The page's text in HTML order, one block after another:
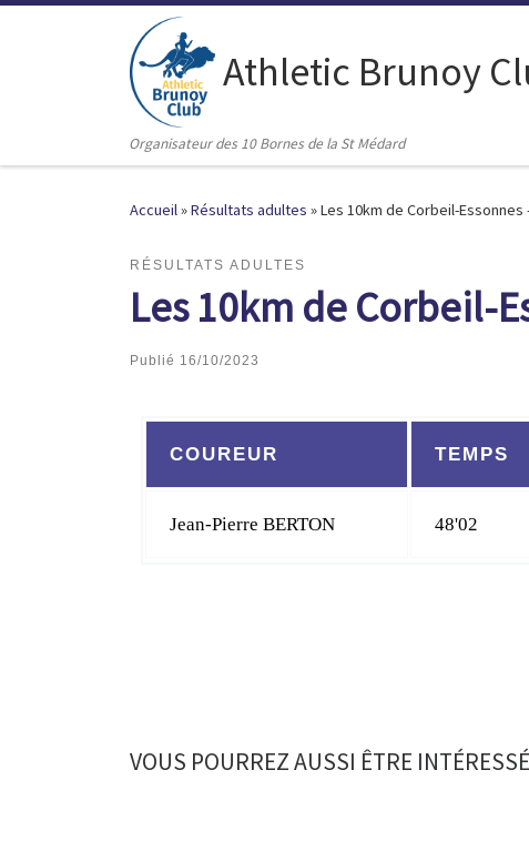
Passer au contenu
Athletic Brunoy
Organisateur des 10 Bornes de la St Médard
Accueil»Résultats adultes »Les 10km de Corbeil-Essonnes
RÉSULTATS ADULTES
Les 10km de Corbeil-
Publié 16/10/2023
COUREUR TEMPS
Jean-Pierre BERTON 48'02
VOUS POURREZ AUSSI ÊTRE